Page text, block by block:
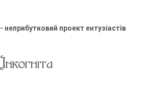
- неприбутковий проект ентузіастів